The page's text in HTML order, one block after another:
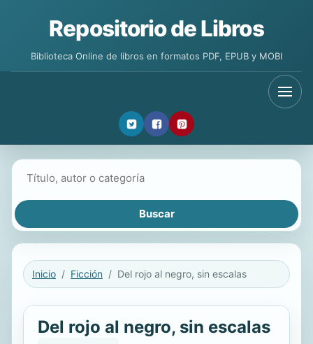
Repositorio de Libros
Biblioteca Online de libros en formatos PDF, EPUB y MOBI
Inicio Ficción Del rojo al negro, sin escalas
Del rojo al negro, sin escalas